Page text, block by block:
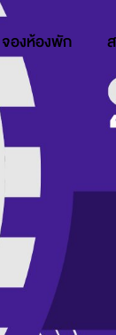
จองห้องพัก